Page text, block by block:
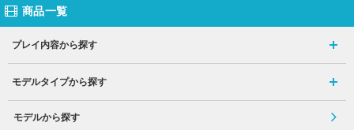
商品一覧
プレイ内容から探す
モデルタイプから探す
モデルから探す